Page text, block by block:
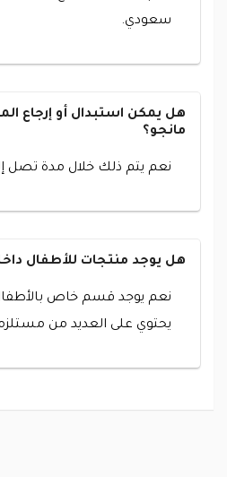
سعودي.
هل يمكن استبدال أو إرجاع
مانجو؟
نعم يتم ذلك خلال مدة تصل إلى 14
هل يوجد منتجات للأطفال
نعم يوجد قسم خاص
يحتوي على العديد من